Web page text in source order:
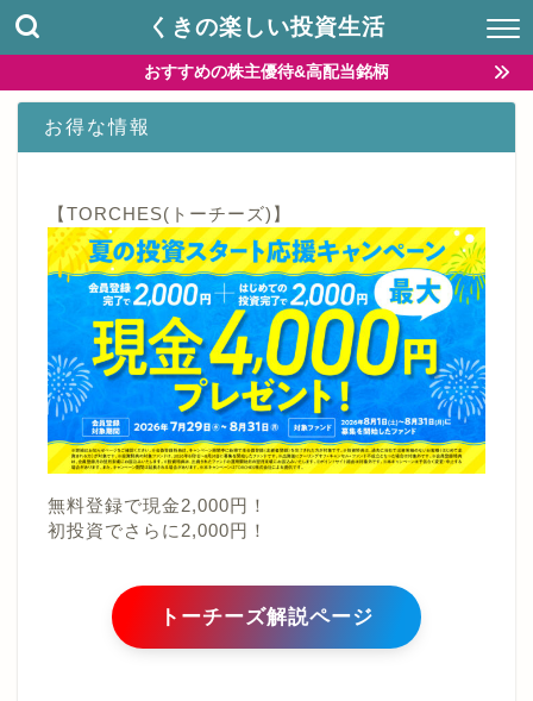
くきの楽しい投資生活
おすすめの株主優待&高配当銘柄
お得な情報
【TORCHES(トーチーズ)】
無料登録で現金2,000円！
初投資でさらに2,000円！
トーチーズ解説ページ